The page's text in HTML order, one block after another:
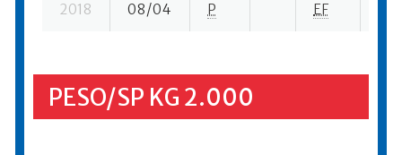
2018 08/04 P EF
PESO/SP KG 2.000